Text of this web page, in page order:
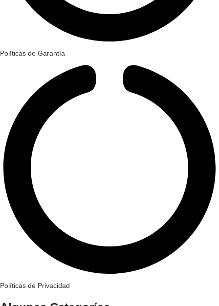
Políticas de Garantía
Políticas de Privacidad